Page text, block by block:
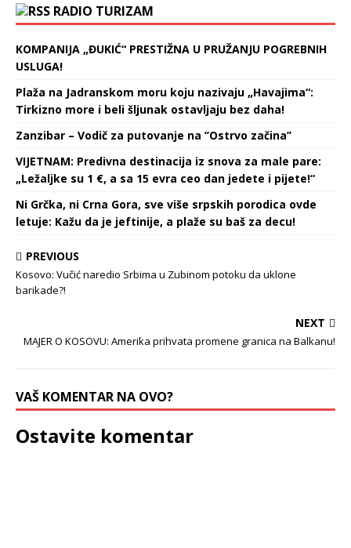
RADIO TURIZAM
KOMPANIJA „ĐUKIĆ“ PRESTIŽNA U PRUŽANJU POGREBNIH
USLUGA!
Plaža na Jadranskom moru koju nazivaju „Havajima“:
Tirkizno more i beli šljunak ostavljaju bez daha!
Zanzibar – Vodič za putovanje na ’’Ostrvo začina’’
VIJETNAM: Predivna destinacija iz snova za male pare:
„Ležaljke su 1 €, a sa 15 evra ceo dan jedete i pijete!“
Ni Grčka, ni Crna Gora, sve više srpskih porodica ovde
letuje: Kažu da je jeftinije, a plaže su baš za decu!
PREVIOUS
Kosovo: Vučić naredio Srbima u Zubinom potoku da uklone
barikade?!
NEXT
MAJER O KOSOVU: Amerika prihvata promene granica na Balkanu!
VAŠ KOMENTAR NA OVO?
Ostavite komentar